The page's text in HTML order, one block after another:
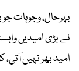
بہرحال، وجوہات
نے بڑی امیدیں
امید بھر نہیں